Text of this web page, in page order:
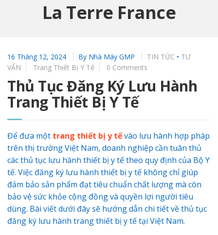
La Terre France
16 Tháng 12, 2024 By Nhà Máy GMP TIN TỨC • TƯ
VẤN
Trang Thiết Bị Y Tế 0 Comments
Thủ Tục Đăng Ký Lưu Hành
Trang Thiết Bị Y Tế
Để đưa một trang thiết bị y tếvào lưu hành hợp pháp
trên thị trường Việt Nam, doanh nghiệp cần tuân thủ
các thủ tục lưu hành thiết bị y tế theo quy định của Bộ Y
tế. Việc đăng ký lưu hành thiết bị y tế không chỉ giúp
đảm bảo sản phẩm đạt tiêu chuẩn chất lượng mà còn
bảo vệ sức khỏe cộng đồng và quyền lợi người tiêu
dùng. Bài viết dưới đây sẽ hướng dẫn chi tiết về thủ tục
đăng ký lưu hành trang thiết bị y tế tại Việt Nam.